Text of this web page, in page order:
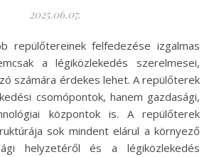
2025.06.07.
a légiközlekedés szerelmesei,
számára érdekes lehet. A repülőterek
csomópontok, hanem gazdasági,
központok is. A repülőterek
sok mindent elárul a környező
helyzetéről és a légiközlekedés